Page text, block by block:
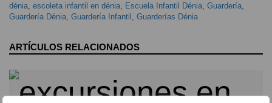
dénia escoleta infantil en dénia Escuela Infantil Dénia Guardería
Guardería Dénia Guardería Infantil Guarderías Dénia
ARTÍCULOS RELACIONADOS